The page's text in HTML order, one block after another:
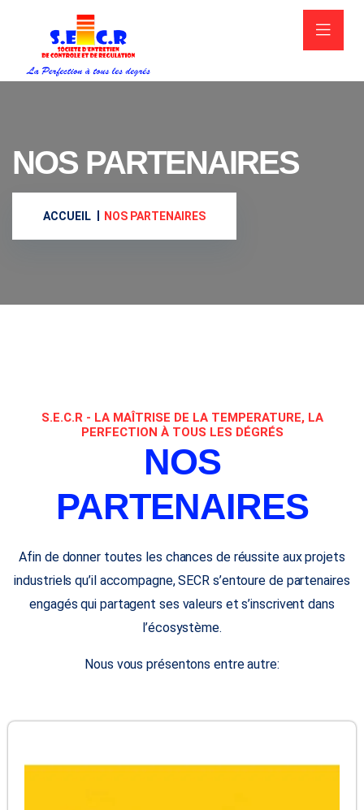
NOS PARTENAIRES
ACCUEIL NOS PARTENAIRES
S.E.C.R - LA MAÎTRISE DE LA TEMPERATURE, LA
PERFECTION À TOUS LES DÉGRÉS
NOS
PARTENAIRES
Afin de donner toutes les chances de réussite aux projets
industriels qu’il accompagne, SECR s’entoure de partenaires
engagés qui partagent ses valeurs et s’inscrivent dans
l’écosystème.
Nous vous présentons entre autre: